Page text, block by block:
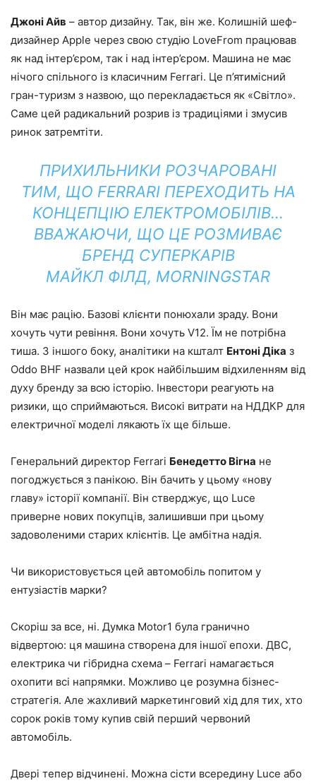
Джоні Айв – автор дизайну. Так, він же. Колишній шеф-
дизайнер Apple через свою студію LoveFrom працював
як над інтер’єром, так і над інтер’єром. Машина не має
нічого спільного із класичним Ferrari. Це п’ятимісний
гран-туризм з назвою, що перекладається як «Світло».
Саме цей радикальний розрив із традиціями і змусив
ринок затремтіти.
ПРИХИЛЬНИКИ РОЗЧАРОВАНІ
ТИМ, ЩО FERRARI ПЕРЕХОДИТЬ НА
КОНЦЕПЦІЮ ЕЛЕКТРОМОБІЛІВ…
ВВАЖАЮЧИ, ЩО ЦЕ РОЗМИВАЄ
БРЕНД СУПЕРКАРІВ
МАЙКЛ ФІЛД, MORNINGSTAR
Він має рацію. Базові клієнти понюхали зраду. Вони
хочуть чути ревіння. Вони хочуть V12. Їм не потрібна
тиша. З іншого боку, аналітики на кшталт Ентоні Діка з
Oddo BHF назвали цей крок найбільшим відхиленням від
духу бренду за всю історію. Інвестори реагують на
ризики, що сприймаються. Високі витрати на НДДКР для
електричної моделі лякають їх ще більше.
Генеральний директор Ferrari Бенедетто Вігна не
погоджується з панікою. Він бачить у цьому «нову
главу» історії компанії. Він стверджує, що Luce
приверне нових покупців, залишивши при цьому
задоволеними старих клієнтів. Це амбітна надія.
Чи використовується цей автомобіль попитом у
ентузіастів марки?
Скоріш за все, ні. Думка Motor1 була гранично
відвертою: ця машина створена для іншої епохи. ДВС,
електрика чи гібридна схема – Ferrari намагається
охопити всі напрямки. Можливо це розумна бізнес-
стратегія. Але жахливий маркетинговий хід для тих, хто
сорок років тому купив свій перший червоний
автомобіль.
Двері тепер відчинені. Можна сісти всередину Luce або